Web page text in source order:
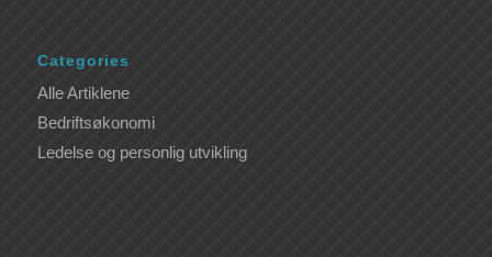
Categories
Alle Artiklene
Bedriftsøkonomi
Ledelse og personlig utvikling